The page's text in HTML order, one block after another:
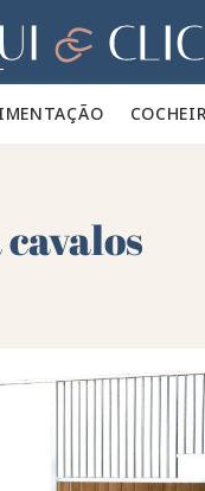
Lar
🥕